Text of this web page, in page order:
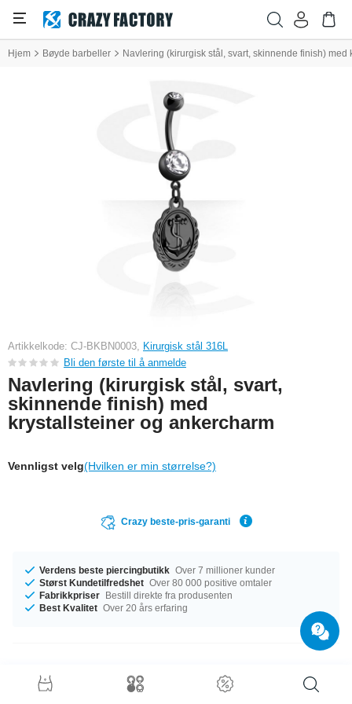
Hjem Bøyde barbeller Navlering (kirurgisk stål, svart, skinnende finish)
Artikkelkode: CJ-BKBN0003, Kirurgisk stål 316L
Bli den første til å anmelde
Navlering (kirurgisk stål, svart,
skinnende finish) med
krystallsteiner og ankercharm
Vennligst velg(Hvilken er min størrelse?)
Crazy beste-pris-garanti
Verdens beste piercingbutikk Over 7 millioner kunder
Størst Kundetilfredshet Over 80 000 positive omtaler
Fabrikkpriser Bestill direkte fra produsenten
Best Kvalitet Over 20 års erfaring
Produktdetaljer